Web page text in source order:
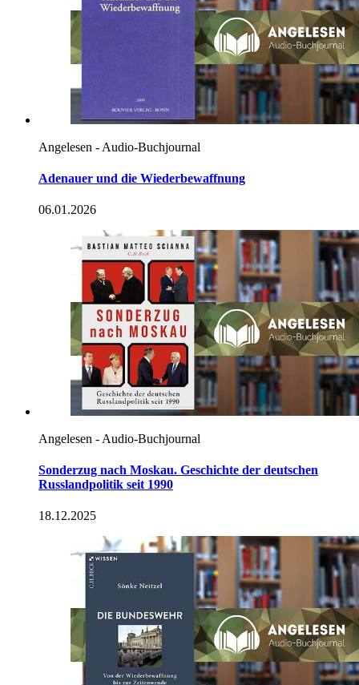
Angelesen - Audio-Buchjournal
Adenauer und die Wiederbewaffnung
06.01.2026
Angelesen - Audio-Buchjournal
Sonderzug nach Moskau. Geschichte der deutschen
Russlandpolitik seit 1990
18.12.2025